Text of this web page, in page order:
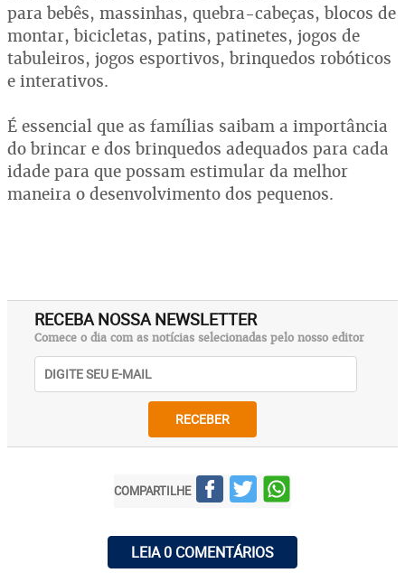
para bebês, massinhas, quebra-cabeças, blocos de
montar, bicicletas, patins, patinetes, jogos de
tabuleiros, jogos esportivos, brinquedos robóticos
e interativos.
É essencial que as famílias saibam a importância
do brincar e dos brinquedos adequados para cada
idade para que possam estimular da melhor
maneira o desenvolvimento dos pequenos.
RECEBA NOSSA NEWSLETTER
Comece o dia com as notícias selecionadas pelo nosso editor
RECEBER
COMPARTILHE
LEIA 0 COMENTÁRIOS